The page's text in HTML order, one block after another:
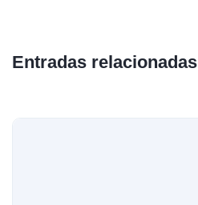
Entradas relacionadas